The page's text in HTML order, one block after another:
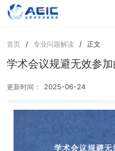
首页 / 专业问题解读 / 正文
学术会议规避无效参
更新时间： 2025-06-24